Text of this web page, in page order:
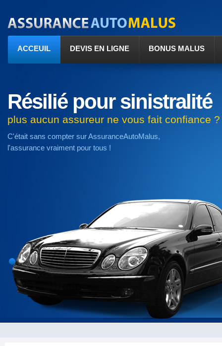
ACCEUIL DEVIS EN LIGNE BONUS MALUS
Résilié pour sinistralité
plus aucun assureur ne vous fait confiance ?
C'était sans compter sur AssuranceAutoMalus,
l'assurance vraiment pour tous !